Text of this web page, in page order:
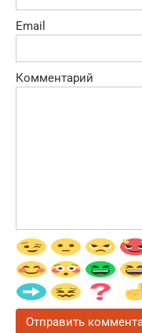
Email
Комментарий